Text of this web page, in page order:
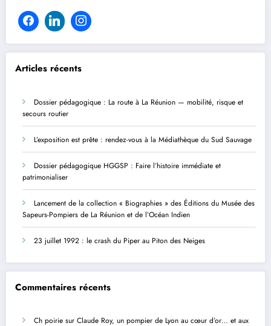
Articles récents
Dossier pédagogique : La route à La Réunion — mobilité, risque et
secours routier
L’exposition est prête : rendez-vous à la Médiathèque du Sud Sauvage
Dossier pédagogique HGGSP : Faire l’histoire immédiate et
patrimonialiser
Lancement de la collection « Biographies » des Éditions du Musée des
Sapeurs-Pompiers de La Réunion et de l’Océan Indien
23 juillet 1992 : le crash du Piper au Piton des Neiges
Commentaires récents
Ch poirie sur Claude Roy, un pompier de Lyon au cœur d’or… et aux